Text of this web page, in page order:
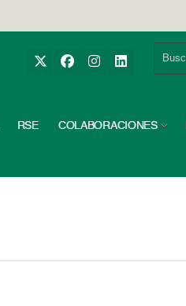
RSE COLABORACIONES